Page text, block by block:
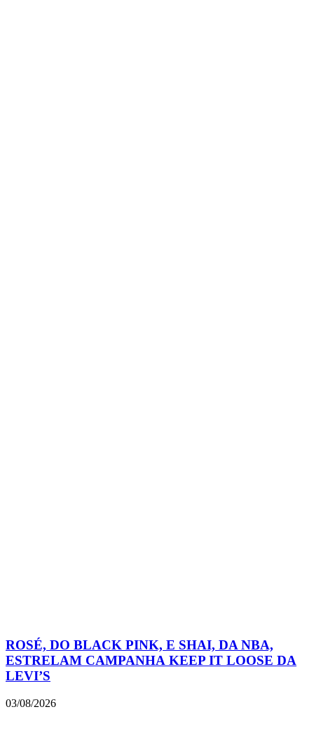
ROSÉ, DO BLACK PINK, E SHAI, DA NBA,
ESTRELAM CAMPANHA KEEP IT LOOSE DA
LEVI’S
03/08/2026